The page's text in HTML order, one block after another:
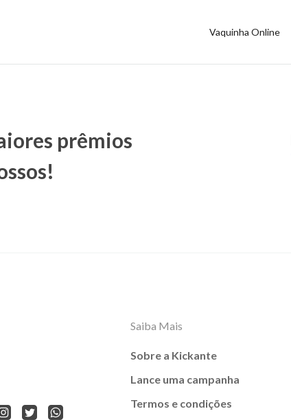
Vaquinha Online
prêmios
Saiba Mais
Sobre a Kickante
Lance uma campanha
Termos e condições